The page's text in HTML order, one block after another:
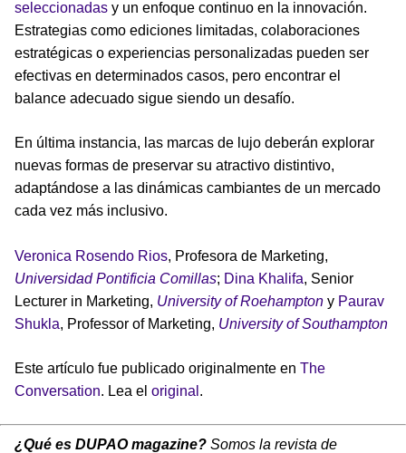
seleccionadas y un enfoque continuo en la innovación.
Estrategias como ediciones limitadas, colaboraciones
estratégicas o experiencias personalizadas pueden ser
efectivas en determinados casos, pero encontrar el
balance adecuado sigue siendo un desafío.
En última instancia, las marcas de lujo deberán explorar
nuevas formas de preservar su atractivo distintivo,
adaptándose a las dinámicas cambiantes de un mercado
cada vez más inclusivo.
Veronica Rosendo Rios, Profesora de Marketing,
Universidad Pontificia Comillas; Dina Khalifa, Senior
Lecturer in Marketing, University of Roehampton y Paurav
Shukla, Professor of Marketing, University of Southampton
Este artículo fue publicado originalmente en The
Conversation. Lea el original .
¿Qué es DUPAO magazine? Somos la revista de